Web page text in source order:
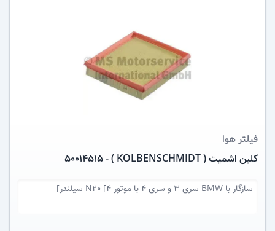
عکس کالا
فیلتر هوا
کلبن اشمیت ( KOLBENSCHMIDT ) - 50014515
سازگار با BMW سری 3 و سری 4 با موتور N20 [4 سیلندر]